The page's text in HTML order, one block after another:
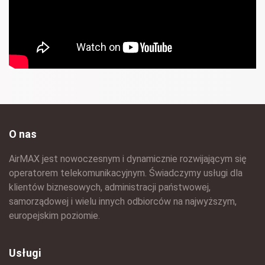
O nas
AirMAX jest nowoczesnym i dynamicznie rozwijającym się
operatorem telekomunikacyjnym. Świadczymy usługi dla
klientów biznesowych, administracji państwowej,
samorządowej i wielu innych odbiorców na najwyższym,
europejskim poziomie.
Usługi